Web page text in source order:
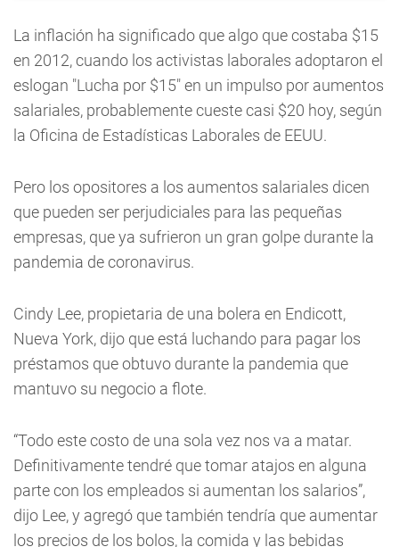
La inflación ha significado que algo que costaba $15
en 2012, cuando los activistas laborales adoptaron el
eslogan "Lucha por $15" en un impulso por aumentos
salariales, probablemente cueste casi $20 hoy, según
la Oficina de Estadísticas Laborales de EEUU.
Pero los opositores a los aumentos salariales dicen
que pueden ser perjudiciales para las pequeñas
empresas, que ya sufrieron un gran golpe durante la
pandemia de coronavirus.
Cindy Lee, propietaria de una bolera en Endicott,
Nueva York, dijo que está luchando para pagar los
préstamos que obtuvo durante la pandemia que
mantuvo su negocio a flote.
“Todo este costo de una sola vez nos va a matar.
Definitivamente tendré que tomar atajos en alguna
parte con los empleados si aumentan los salarios”,
dijo Lee, y agregó que también tendría que aumentar
los precios de los bolos, la comida y las bebidas